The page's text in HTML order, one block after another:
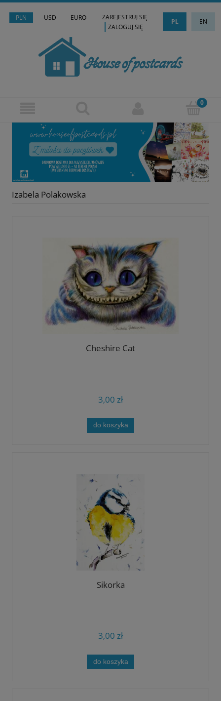
PLN USD EURO PL EN
ZAREJESTRUJ SIĘ
ZALOGUJ SIĘ
Izabela Polakowska
Cheshire Cat
3,00 zł
do koszyka
Sikorka
3,00 zł
do koszyka